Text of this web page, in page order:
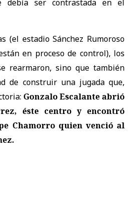
debía ser contrastada en el
(el estadio Sánchez Rumoroso
en proceso de control), los
rearmaron, sino que también
de construir una jugada que,
Gonzalo Escalante abrió
éste centro y encontró
Chamorro quien venció al